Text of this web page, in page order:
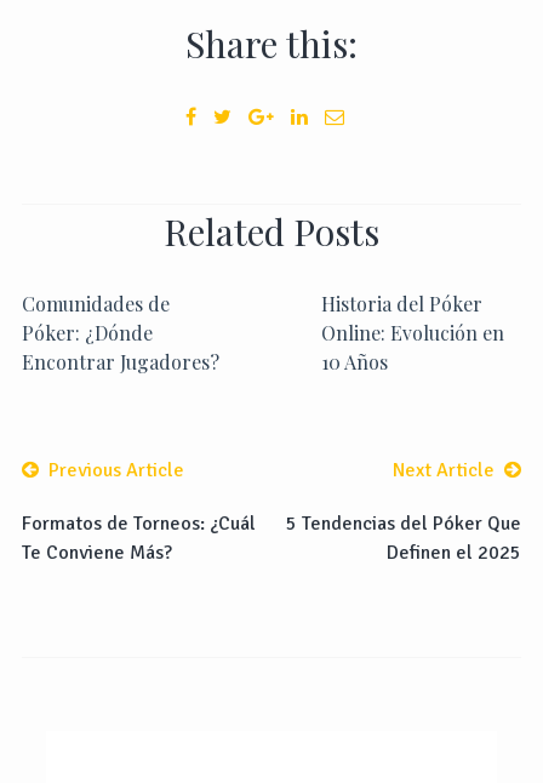
Share this:
Related Posts
Comunidades de
Póker: ¿Dónde
Encontrar Jugadores?
Historia del Póker
Online: Evolución en
10 Años
Previous Article
Formatos de Torneos: ¿Cuál
Te Conviene Más?
Next Article
5 Tendencias del Póker Que
Definen el 2025